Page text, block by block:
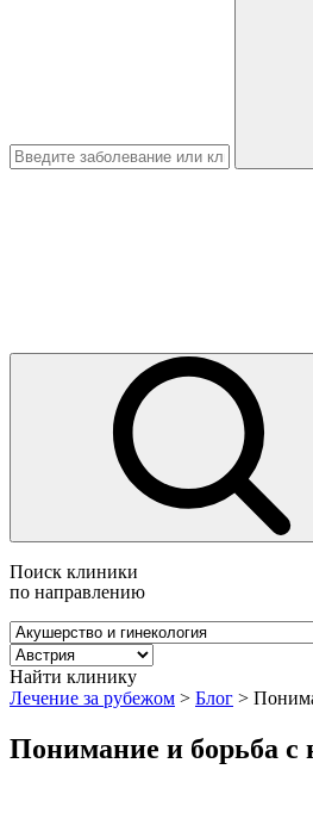
Поиск клиники
по направлению
Найти клинику
Лечение за рубежом > Блог >
Понимание и борьба